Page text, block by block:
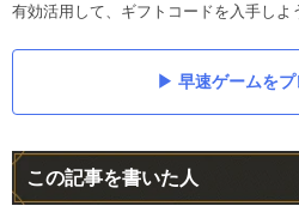
有効活用して、ギフトコードを入手しよ
早速ゲームをプ
この記事を書いた人